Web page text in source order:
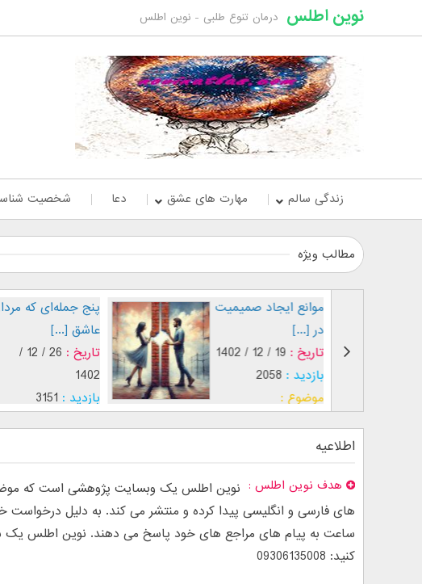
نوین اطلس درمان تنوع طلبی - نوین اطلس
زندگی سالم مهارت های عشق دعا شخصیت
مطالب ویژه
موانع ایجاد صمیمیت
در [...]
تاریخ :19 / 12 / 1402
بازدید :2058
موضوع :
علائم عاشق شدن
پسران
تاریخ :19 / 12 / 1402
بازدید :5050
موضوع :جذب عشق
اطلاعیه
هدف نوین اطلس
نوین اطلس یک وبسایت پژوهشی است که
ساعت به پیام های مراجع های خود پاسخ می دهند. نوین اطلس یک
کنید: 09306135008